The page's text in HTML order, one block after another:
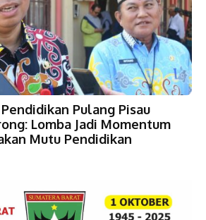
Pulang Pisau
Lomba Jadi Momentum
Mutu Pendidikan